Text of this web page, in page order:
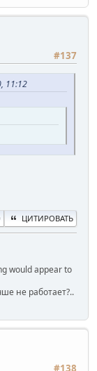
#137
11:12
ЦИТИРОВАТЬ
would appear to
не работает?..
#138